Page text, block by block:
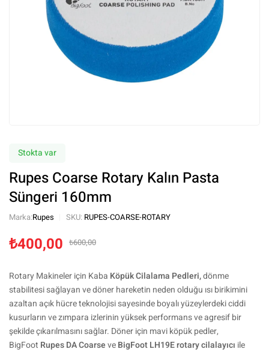
Stokta var
Rupes Coarse Rotary Kalın Pasta
Süngeri 160mm
Marka:Rupes SKU: RUPES-COARSE-ROTARY
₺600,00
₺400,00
Rotary Makineler için Kaba Köpük Cilalama Pedleri,dönme
stabilitesi sağlayan ve döner hareketin neden olduğu ısı birikimini
azaltan açık hücre teknolojisi sayesinde boyalı yüzeylerdeki ciddi
kusurların ve zımpara izlerinin yüksek performans ve agresif bir
şekilde çıkarılmasını sağlar. Döner için mavi köpük pedler,
BigFoot Rupes DA CoarseveBigFoot LH19E rotary cilalayıcı ile